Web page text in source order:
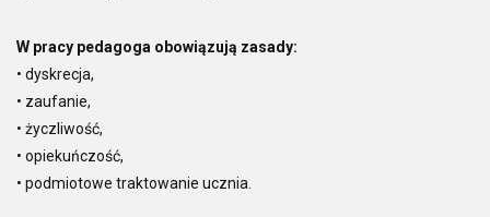
W pracy pedagoga obowiązują zasady:
• dyskrecja,
• zaufanie,
• życzliwość,
• opiekuńczość,
• podmiotowe traktowanie ucznia.